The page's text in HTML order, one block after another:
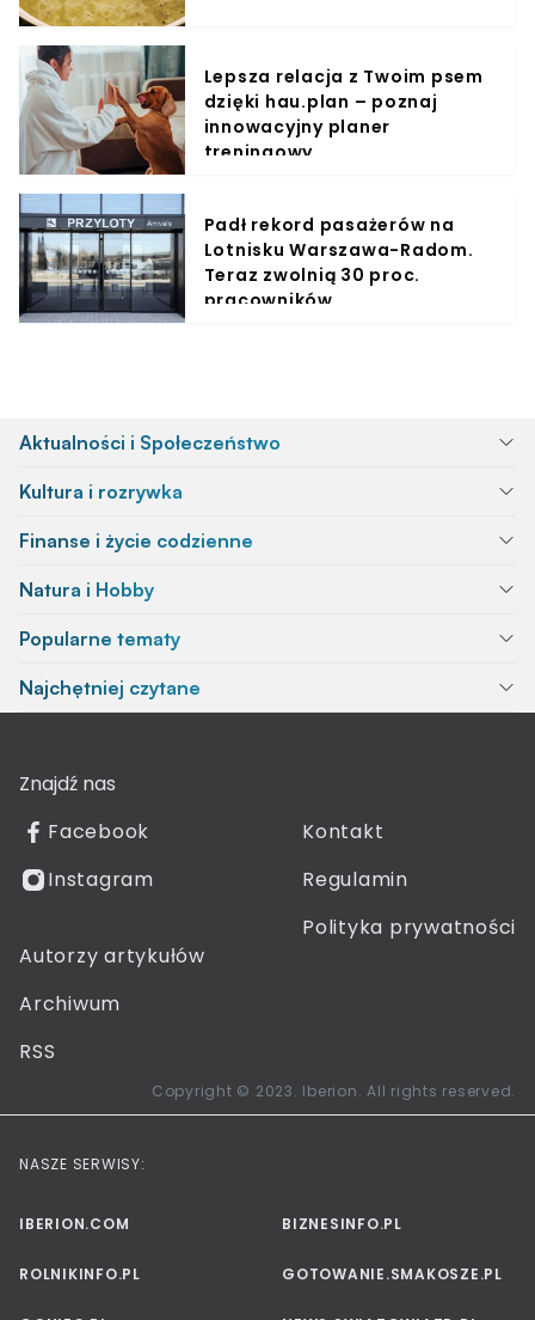
Lepsza relacja z Twoim psem
dzięki hau.plan – poznaj
innowacyjny planer
treningowy
Padł rekord pasażerów na
Lotnisku Warszawa-Radom.
Teraz zwolnią 30 proc.
pracowników
Aktualności i Społeczeństwo
Kultura i rozrywka
Finanse i życie codzienne
Natura i Hobby
Popularne tematy
Najchętniej czytane
Znajdź nas
Facebook
Instagram
Kontakt
Regulamin
Polityka prywatności
Autorzy artykułów
Archiwum
RSS
Copyright © 2023. Iberion. All rights reserved.
NASZE SERWISY:
IBERION.COM BIZNESINFO.PL
ROLNIKINFO.PL GOTOWANIE.SMAKOSZE.PL